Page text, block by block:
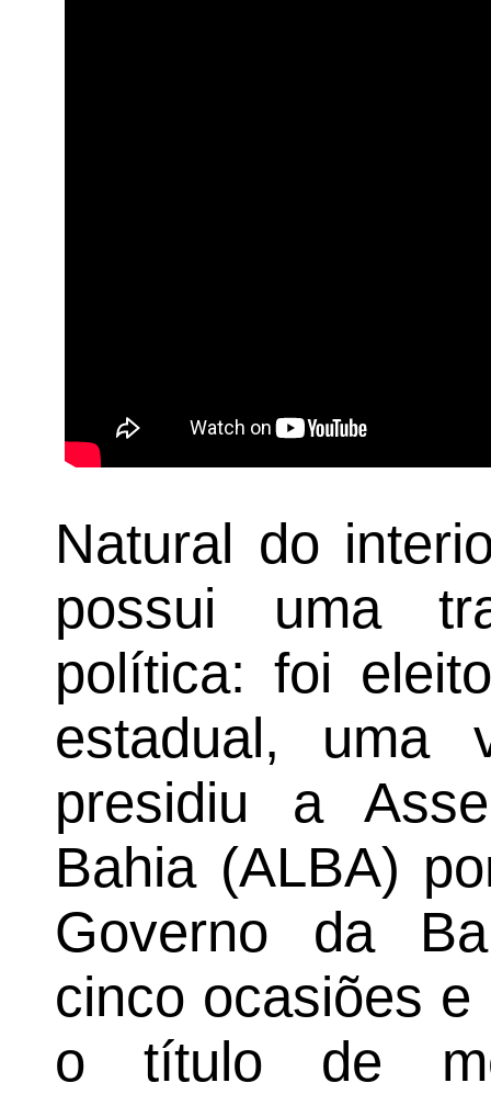
Natural do
possui uma
política: foi
estadual, uma
presidiu a
Bahia (ALBA)
Governo da
cinco ocasiões
o título de